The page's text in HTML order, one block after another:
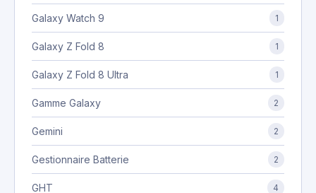
Galaxy Watch 9 1
Galaxy Z Fold 8 1
Galaxy Z Fold 8 Ultra 1
Gamme Galaxy 2
Gemini 2
Gestionnaire Batterie 2
GHT 4